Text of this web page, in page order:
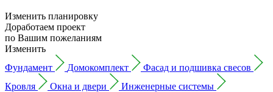
Изменить планировку
Доработаем проект
по Вашим пожеланиям
Изменить
Фундамент
Домокомплект
Фасад и подшивка свесов
Кровля
Окна и двери
Инженерные системы